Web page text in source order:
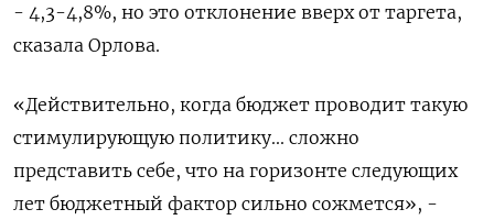
- 4,3-4,8%, но это отклонение вверх от таргета,
сказала Орлова.
«Действительно, когда бюджет проводит такую
стимулирующую политику... сложно
представить себе, что на горизонте следующих
лет бюджетный фактор сильно сожмется», -